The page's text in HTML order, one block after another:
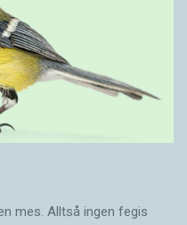
mes. Alltså ingen fegis